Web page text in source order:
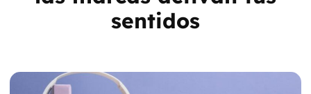
sentidos